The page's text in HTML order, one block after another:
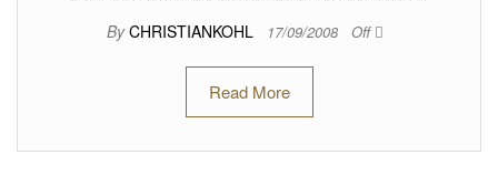
By CHRISTIANKOHL 17/09/2008 Off
Read More